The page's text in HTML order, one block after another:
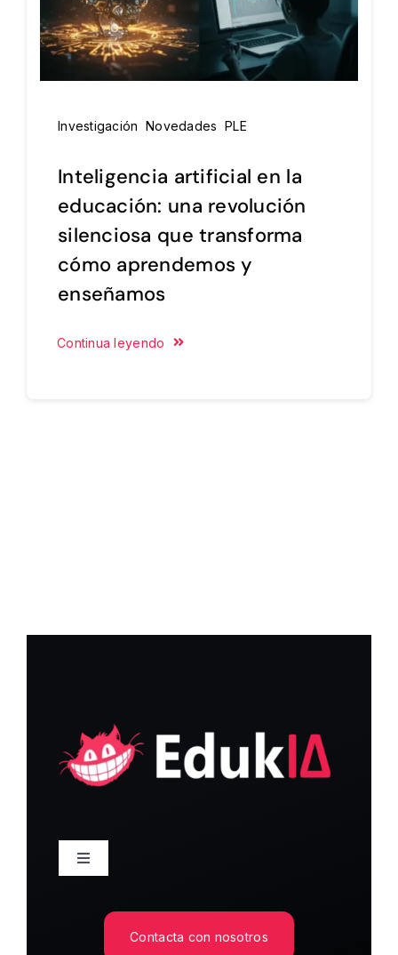
Investigación ,Novedades ,PLE
Inteligencia artificial en la
educación: una revolución
silenciosa que transforma
cómo aprendemos y
enseñamos
Continua leyendo
Alternar
Contacta con nosotros